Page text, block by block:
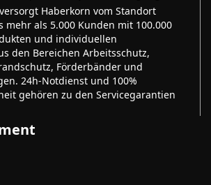
Haberkorn vom Standort
mehr als 5.000 Kunden mit 100.000
und individuellen
den Bereichen Arbeitsschutz,
Förderbänder und
24h-Notdienst und 100%
gehören zu den Servicegarantien